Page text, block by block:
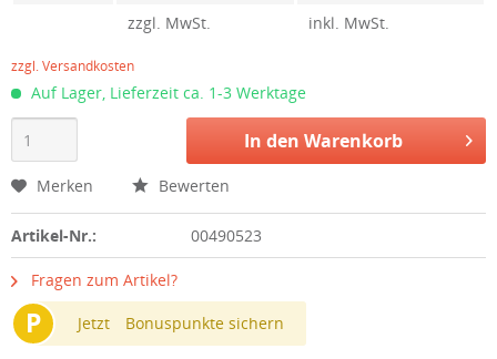
zzgl. MwSt.
inkl. MwSt.
zzgl. Versandkosten
Auf Lager, Lieferzeit ca. 1-3 Werktage
In den Warenkorb
Merken Bewerten
Artikel-Nr.: 00490523
Fragen zum Artikel?
P Jetzt Bonuspunkte sichern